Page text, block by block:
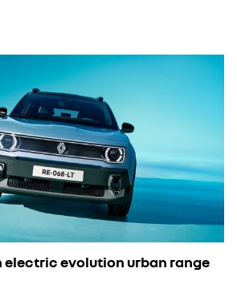
electric evolution urban range